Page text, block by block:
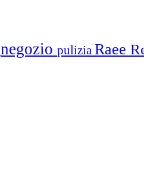
negozio pulizia Raee